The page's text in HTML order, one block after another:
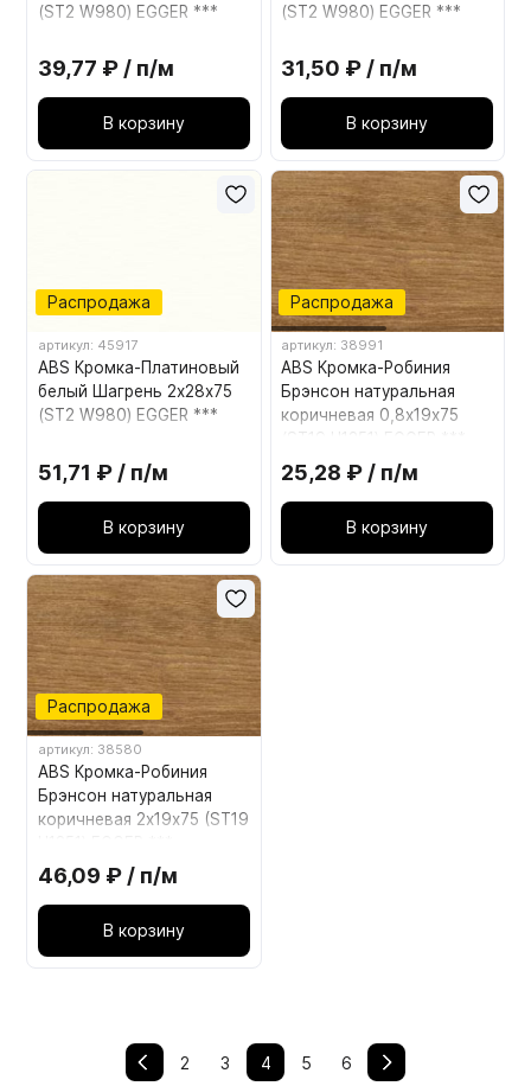
(ST2 W980) EGGER ***
39,77 ₽ / п/м
В корзину
(ST2 W980) EGGER ***
31,50 ₽ / п/м
В корзину
Распродажа
артикул: 45917
ABS Кромка-Платиновый
белый Шагрень 2х28х75
(ST2 W980) EGGER ***
51,71 ₽ / п/м
В корзину
Распродажа
артикул: 38991
ABS Кромка-Робиния
Брэнсон натуральная
коричневая 0,8х19х75
25,28 ₽ / п/м
В корзину
Распродажа
артикул: 38580
ABS Кромка-Робиния
Брэнсон натуральная
коричневая 2х19х75 (ST19
46,09 ₽ / п/м
В корзину
2 3 4 5 6